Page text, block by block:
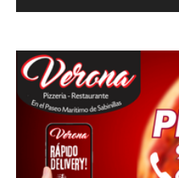
masaje Sabinillas